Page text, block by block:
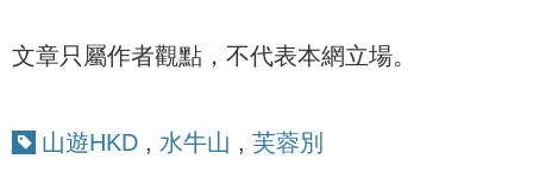
文章只屬作者觀點，不代表本網立場。
山遊HKD , 水牛山 , 芙蓉別